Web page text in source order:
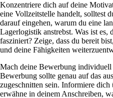
Konzentriere dich auf deine
eine Vollzeitstelle handelt, solltest
darauf eingehen, warum du eine
Lagerlogistik anstrebst. Was ist es,
fasziniert? Zeige, dass du bereit
und deine Fähigkeiten
Mach deine Bewerbung individuell
Bewerbung sollte genau auf das
zugeschnitten sein. Informiere dich
erwähne in deinem Anschreiben,